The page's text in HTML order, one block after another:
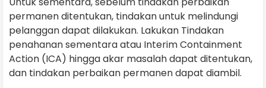
permanen ditentukan, tindakan untuk melindungi
pelanggan dapat dilakukan. Lakukan Tindakan
penahanan sementara atau Interim Containment
Action (ICA) hingga akar masalah dapat ditentukan,
dan tindakan perbaikan permanen dapat diambil.